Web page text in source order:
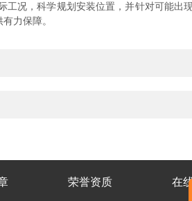
况，科学规划安装位置，并针对可能出
力保障。
荣誉资质 在